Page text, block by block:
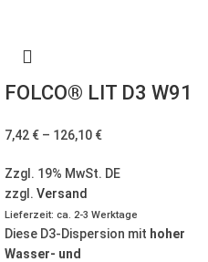
FOLCO® LIT D3 W91
7,42 € – 126,10 €
Zzgl. 19% MwSt. DE
zzgl. Versand
Lieferzeit: ca. 2-3 Werktage
Diese D3-Dispersion mit hoher
Wasser- und